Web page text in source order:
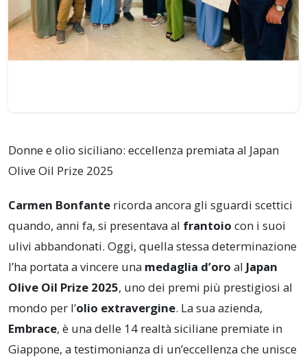
Donne e olio siciliano: eccellenza premiata al Japan
Olive Oil Prize 2025
Carmen Bonfante ricorda ancora gli sguardi scettici
quando, anni fa, si presentava al frantoio con i suoi
ulivi abbandonati. Oggi, quella stessa determinazione
l’ha portata a vincere una medaglia d’oro al Japan
Olive Oil Prize 2025, uno dei premi più prestigiosi al
mondo per l’olio extravergine. La sua azienda,
Embrace, è una delle 14 realtà siciliane premiate in
Giappone, a testimonianza di un’eccellenza che unisce